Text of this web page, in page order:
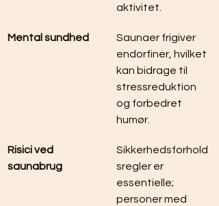
aktivitet.
Mental sundhed
Saunaer frigiver
endorfiner, hvilket
kan bidrage til
stressreduktion
og forbedret
humør.
Risici ved
saunabrug
Sikkerhedsforhold
sregler er
essentielle;
personer med